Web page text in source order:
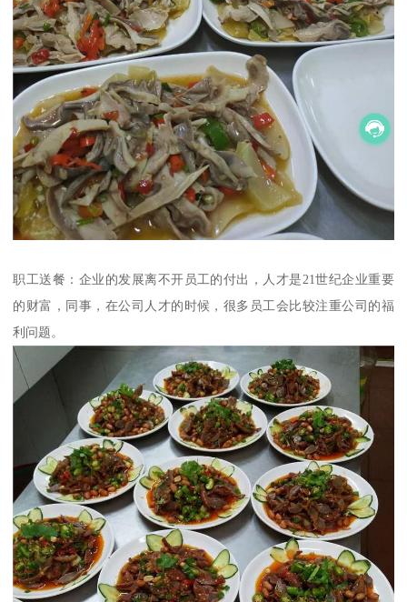
职工送餐：企业的发展离不开员工的付出，人才是21世纪企业重要
的财富，同事，在公司人才的时候，很多员工会比较注重公司的福
利问题。